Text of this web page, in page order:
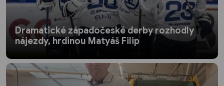
Dramatické západočeské derby rozhodly
nájezdy, hrdinou Matyáš Filip